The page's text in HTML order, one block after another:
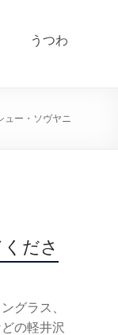
うつわ
ュー・ソヴヤニ
ださ
グラス、
の軽井沢